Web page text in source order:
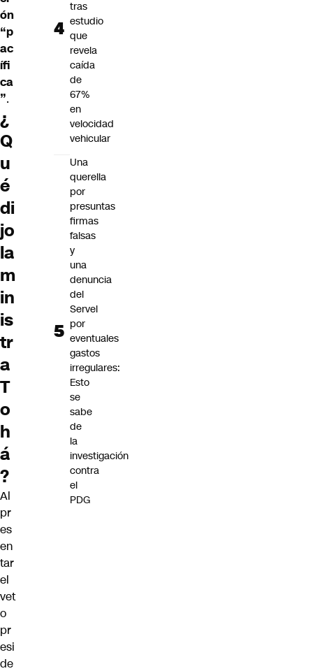
ón
“p
ac
ífi
ca
”.
¿
Q
u
é
di
jo
la
m
in
is
tr
a
T
o
h
á
?
Al
pr
es
en
tar
el
vet
o
pr
esi
de
tras
estudio
que
revela
caída
de
67%
en
velocidad
vehicular
Una
querella
por
presuntas
firmas
falsas
y
una
denuncia
del
Servel
por
eventuales
gastos
irregulares:
Esto
se
sabe
de
la
investigación
contra
el
PDG